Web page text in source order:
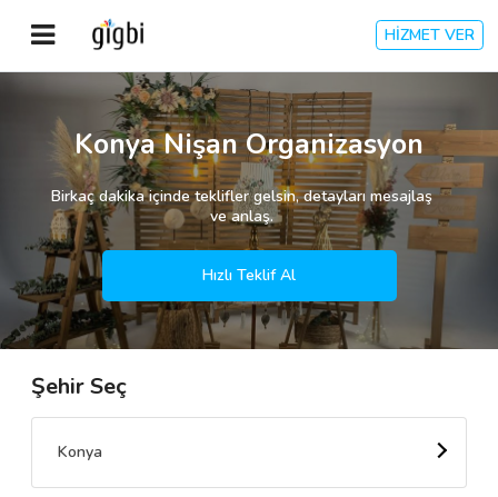
HİZMET VER
Anasayfa
Giriş Yap
Kayıt Ol
Kategoriler
🎈 Biz Kimiz?
🌟 Müşteri Değerlendirmeleri
Konya Nişan Organizasyon
Birkaç dakika içinde teklifler gelsin, detayları mesajlaş
ve anlaş.
Hızlı Teklif Al
Şehir Seç
Konya